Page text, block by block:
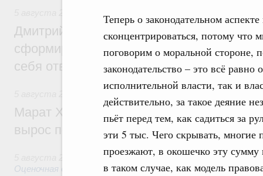
Теперь о законодательном
сконцентрироваться, потому
поговорим о моральной стороне,
законодательство – это всё
исполнительной власти, так и
действительно, за такое деяние
пьёт перед тем, как садиться за
эти 5 тыс. Чего скрывать, многие
проезжают, в окошечко эту
в таком случае, как модель
Дмитрий Чернышенко: Всемирный
сформировал целое сообщество людей,
себя ответственность за будущее
Национальный проект «Инфраструктура
Марат Хуснуллин: Ввод нежилых зданий
вырос почти на треть
Земельные отношения. Кадастровая
Оценочная деятельность